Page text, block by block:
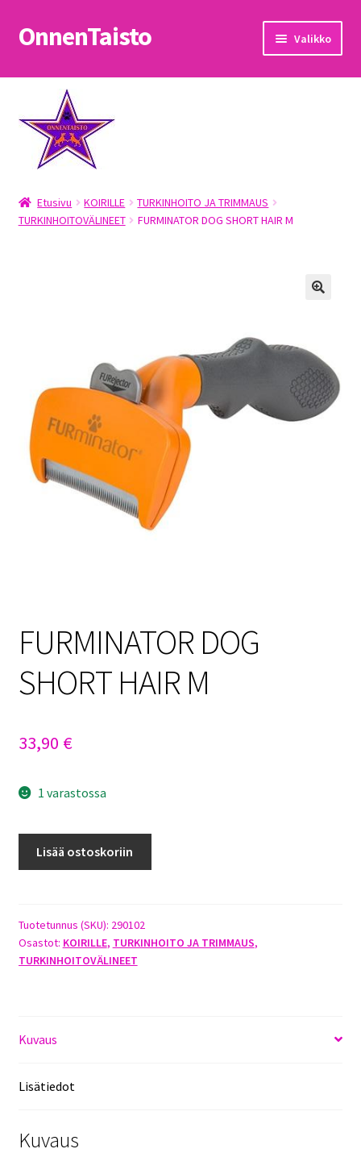
Siirry
navigointiin
Siirry
sisältöön
OnnenTaisto Valikko
Etusivu
Kassa
Oma tili
OnnenTaisto
Tietosuojaseloste
Toimitusehdot
Etusivu KOIRILLE
TURKINHOITO JA TRIMMAUS
TURKINHOITOVÄLINEET
FURMINATOR DOG SHORT HAIR M
FURMINATOR DOG
SHORT HAIR M
33,90 €
1 varastossa
M
määrä
Lisää ostoskoriin
Tuotetunnus (SKU): 290102
Osastot: KOIRILLE, TURKINHOITO JA TRIMMAUS,
TURKINHOITOVÄLINEET
Kuvaus
Lisätiedot
Kuvaus